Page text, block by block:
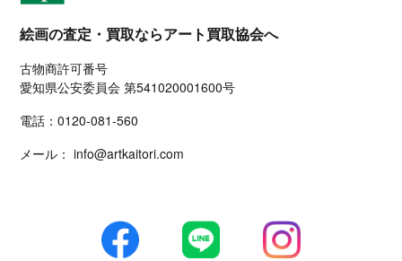
絵画の査定・買取ならアート買取協会へ
古物商許可番号
愛知県公安委員会 第541020001600号
電話：0120-081-560
メール： info@artkaitori.com